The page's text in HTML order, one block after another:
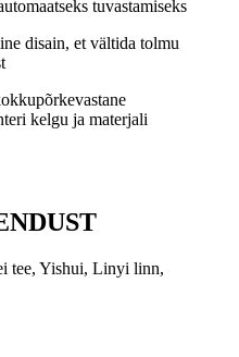
tuvastamiseks
disain, et vältida tolmu
kelgu ja materjali
tee, Yishui, Linyi linn,